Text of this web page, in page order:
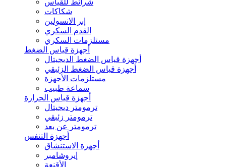
شرائط للقياس
شكاكات
إبر الانسولين
القدم السكري
مستلزمات السكري
أجهزة قياس الضغط
أجهزة قياس الضغط الديجيتال
أجهزة قياس الضغط الزئبقي
مستلزمات الأجهزة
سماعة طبيب
أجهزة قياس الحرارة
ترمومتر ديجيتال
ترمومتر زئبقي
ترمومتر عن بعد
أجهزة التنفس
أجهزة الاستنشاق
إيروشامبر
الأقنعة